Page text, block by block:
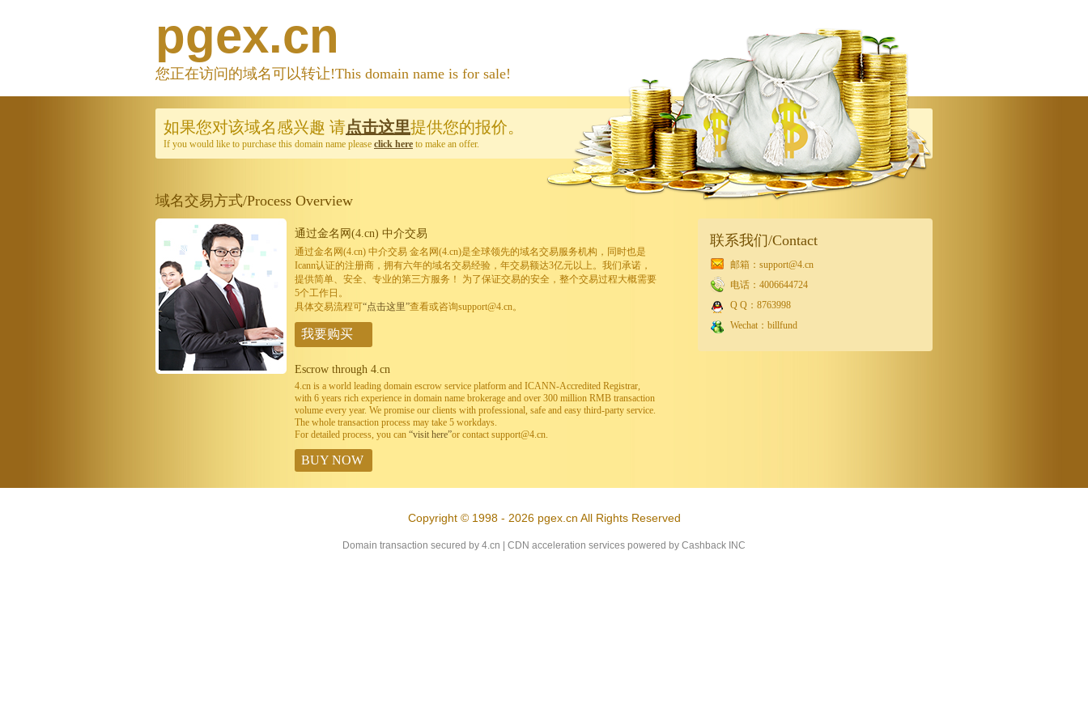
pgex.cn
您正在访问的域名可以转让!This domain name is for sale!
如果您对该域名感兴趣 请点击这里提供您的报价。
If you would like to purchase this domain name please click here to make an offer.
域名交易方式/Process Overview
通过金名网(4.cn) 中介交易
通过金名网(4.cn) 中介交易 金名网(4.cn)是全球领先的域名交易服务机构，同时也是
Icann认证的注册商，拥有六年的域名交易经验，年交易额达3亿元以上。我们承诺，
提供简单、安全、专业的第三方服务！ 为了保证交易的安全，整个交易过程大概需要
5个工作日。
具体交易流程可“点击这里”查看或咨询support@4.cn。
我要购买
Escrow through 4.cn
4.cn is a world leading domain escrow service platform and ICANN-Accredited Registrar,
with 6 years rich experience in domain name brokerage and over 300 million RMB transaction
volume every year. We promise our clients with professional, safe and easy third-party service.
The whole transaction process may take 5 workdays.
For detailed process, you can “visit here”or contact support@4.cn.
BUY NOW
联系我们/Contact
邮箱：support@4.cn
电话：4006644724
Q Q：8763998
Wechat：billfund
Copyright © 1998 - 2026 pgex.cn All Rights Reserved
Domain transaction secured by 4.cn | CDN acceleration services powered by Cashback INC